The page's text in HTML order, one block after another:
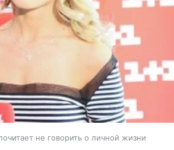
не говорить о личной жизни